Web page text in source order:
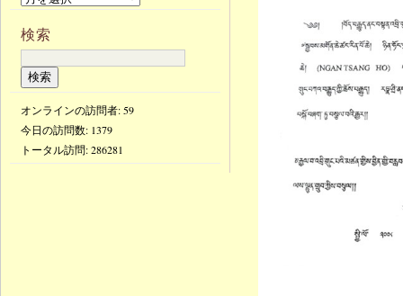
検索
オンラインの訪問者: 59
今日の訪問数: 1379
トータル訪問:286281